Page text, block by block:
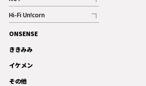
記事
Hi-Fi Un!corn
記事
ギャラリー
ONSENSE
ききみみ
イケメン
その他